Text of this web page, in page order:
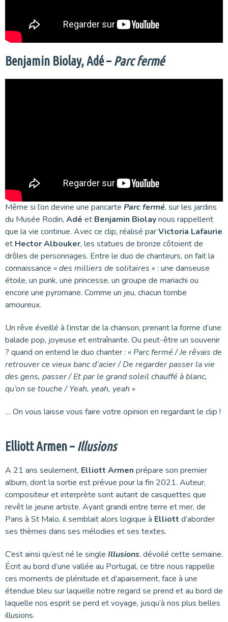
Benjamin Biolay, Adé – Parc fermé
Même si l’on devine une pancarte Parc fermé, sur les jardins
du Musée Rodin, Adé et Benjamin Biolaynous rappellent
que la vie continue. Avec ce clip, réalisé parVictoria Lafaurie
et Hector Albouker, les statues de bronze côtoient de
drôles de personnages. Entre le duo de chanteurs, on fait la
connaissance « des milliers de solitaires » : une danseuse
étoile, un punk, une princesse, un groupe de mariachi ou
encore une pyromane. Comme un jeu, chacun tombe
amoureux.
Un rêve éveillé à l’instar de la chanson, prenant la forme d’une
balade pop, joyeuse et entraînante. Ou peut-être un souvenir
? quand on entend le duo chanter : « Parc fermé / Je rêvais de
retrouver ce vieux banc d’acier / De regarder passer la vie
des gens, passer / Et par le grand soleil chauffé à blanc,
qu’on se touche / Yeah, yeah, yeah »
… On vous laisse vous faire votre opinion en regardant le clip !
Elliott Armen – Illusions
A 21 ans seulement, Elliott Armen prépare son premier
album, dont la sortie est prévue pour la fin 2021. Auteur,
compositeur et interprète sont autant de casquettes que
revêt le jeune artiste. Ayant grandi entre terre et mer, de
Paris à St Malo, il semblait alors logique à Elliott d’aborder
ses thèmes dans ses mélodies et ses textes.
C’est ainsi qu’est né le single Illusions, dévoilé cette semaine.
Écrit au bord d’une vallée au Portugal, ce titre nous rappelle
ces moments de plénitude et d’apaisement, face à une
étendue bleu sur laquelle notre regard se prend et au bord de
laquelle nos esprit se perd et voyage, jusqu’à nos plus belles
illusions.